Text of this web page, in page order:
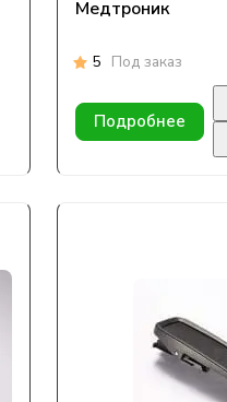
Медтроник
5 Под заказ
Подробнее